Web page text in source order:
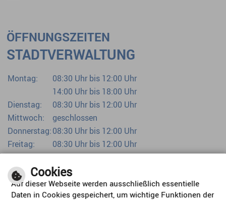
ÖFFNUNGSZEITEN
STADTVERWALTUNG
Montag:
08:30 Uhr bis 12:00 Uhr
14:00 Uhr bis 18:00 Uhr
Dienstag:
08:30 Uhr bis 12:00 Uhr
Mittwoch:
geschlossen
Donnerstag:08:30 Uhr bis 12:00 Uhr
Freitag:
08:30 Uhr bis 12:00 Uhr
Bürgerbüro bereits ab 07:00 Uhr
Cookies
Auf dieser Webseite werden ausschließlich essentielle
Daten in Cookies gespeichert, um wichtige Funktionen der